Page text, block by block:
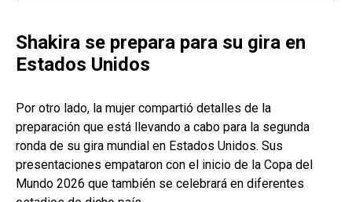
Shakira se prepara para su gira en
Estados Unidos
Por otro lado, la mujer compartió detalles de la
preparación que está llevando a cabo para la segunda
ronda de su gira mundial en Estados Unidos. Sus
presentaciones empataron con el inicio de la Copa del
Mundo 2026 que también se celebrará en diferentes